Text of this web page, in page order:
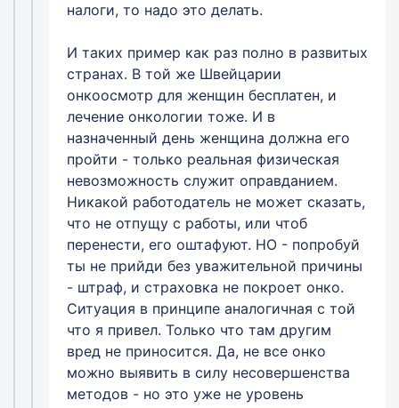
налоги, то надо это делать.
И таких пример как раз полно в развитых
странах. В той же Швейцарии
онкоосмотр для женщин бесплатен, и
лечение онкологии тоже. И в
назначенный день женщина должна его
пройти - только реальная физическая
невозможность служит оправданием.
Никакой работодатель не может сказать,
что не отпущу с работы, или чтоб
перенести, его оштафуют. НО - попробуй
ты не прийди без уважительной причины
- штраф, и страховка не покроет онко.
Ситуация в принципе аналогичная с той
что я привел. Только что там другим
вред не приносится. Да, не все онко
можно выявить в силу несовершенства
методов - но это уже не уровень